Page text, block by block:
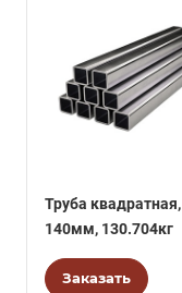
Труба квадратная,
140мм, 130.704кг
Заказать